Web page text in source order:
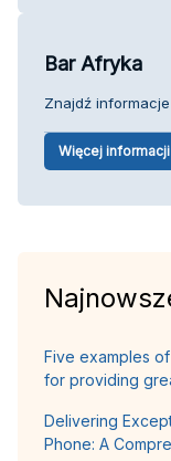
Bar Afryka
Znajdź
Więcej informacji
Five examples
for providing
Delivering
Phone: A